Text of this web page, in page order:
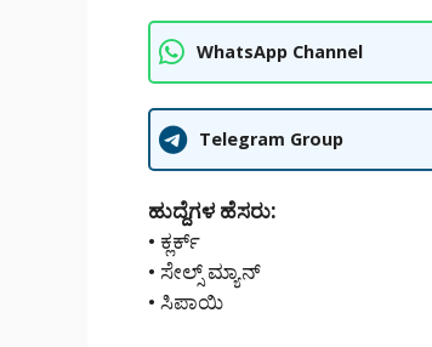
WhatsApp Channel
Telegram Group
ಹುದ್ದೆಗಳ ಹೆಸರು:
• ಕ್ಲರ್ಕ್
• ಸೇಲ್ಸ್ ಮ್ಯಾನ್
• ಸಿಪಾಯಿ